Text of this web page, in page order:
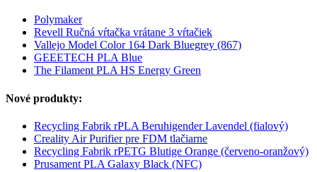
Polymaker
Revell Ručná vŕtačka vrátane 3 vŕtačiek
Vallejo Model Color 164 Dark Bluegrey (867)
GEEETECH PLA Blue
The Filament PLA HS Energy Green
Nové produkty:
Recycling Fabrik rPLA Beruhigender Lavendel (fialový)
Creality Air Purifier pre FDM tlačiarne
Recycling Fabrik rPETG Blutige Orange (červeno-oranžový)
Prusament PLA Galaxy Black (NFC)